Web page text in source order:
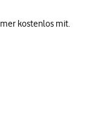
kostenlos mit.